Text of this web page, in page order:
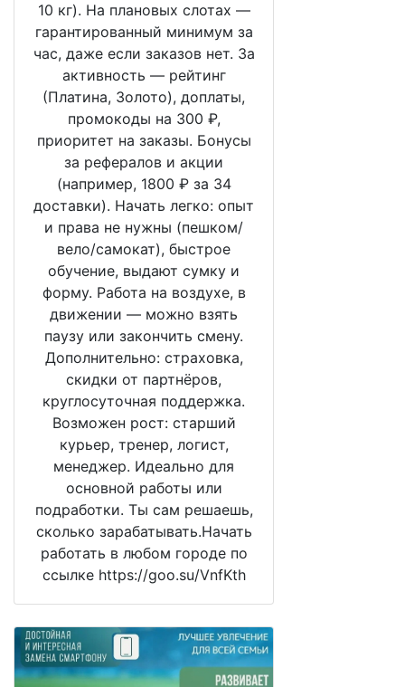
10 кг). На плановых слотах —
гарантированный минимум за
час, даже если заказов нет. За
активность — рейтинг
(Платина, Золото), доплаты,
промокоды на 300 ₽,
приоритет на заказы. Бонусы
за рефералов и акции
(например, 1800 ₽ за 34
доставки). Начать легко: опыт
и права не нужны (пешком/
вело/самокат), быстрое
обучение, выдают сумку и
форму. Работа на воздухе, в
движении — можно взять
паузу или закончить смену.
Дополнительно: страховка,
скидки от партнёров,
круглосуточная поддержка.
Возможен рост: старший
курьер, тренер, логист,
менеджер. Идеально для
основной работы или
подработки. Ты сам решаешь,
сколько зарабатывать.Начать
работать в любом городе по
ссылке https://goo.su/VnfKth